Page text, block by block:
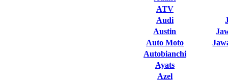
ATV
Audi
Austin
Auto Moto
Autobianchi
Ayats
Azel